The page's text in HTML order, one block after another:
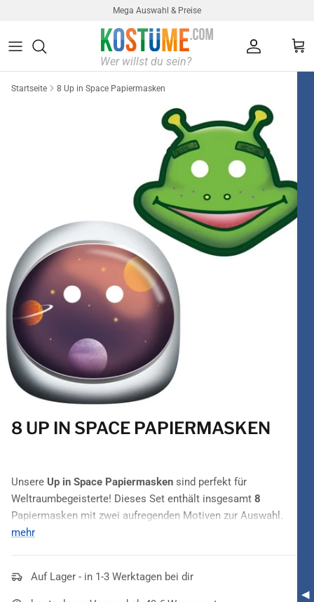
Mega Auswahl & Preise
Startseite 8 Up in Space Papiermasken
8 UP IN SPACE PAPIERMASKEN
Unsere Up in Space Papiermasken sind perfekt für
Weltraumbegeisterte! Dieses Set enthält insgesamt 8
Papiermasken mit zwei aufregenden Motiven zur Auswahl.
Einige Masken zeigen einen grünen Alienkopf und weitere
oder einfach nur für stundenlangen Spielspaß. Die
mehr
Auf Lager - in 1-3 Werktagen bei dir